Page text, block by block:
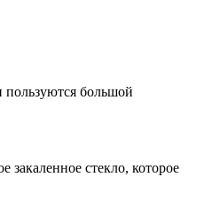
пользуются большой
закаленное стекло, которое